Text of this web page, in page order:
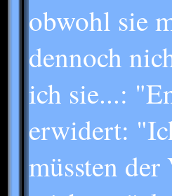
obwohl sie
dennoch
ich sie...:
erwidert:
müssten